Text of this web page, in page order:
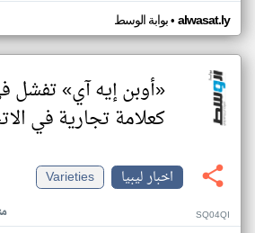
بوابة الوسط• alwasat.ly
«أوبن إيه آي» تفشل
كعلامة تجارية في
اخبار ليبيا
Varieties
SQ04QI